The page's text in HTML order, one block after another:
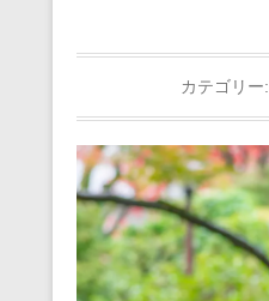
カテゴリー: